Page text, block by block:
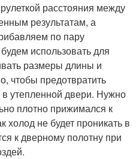
расстояния между
результатам, а
по пару
использовать для
размеры длины и
чтобы предотвратить
утепленной двери. Нужно
плотно прижимался к
холод не будет проникать в
к дверному полотну при